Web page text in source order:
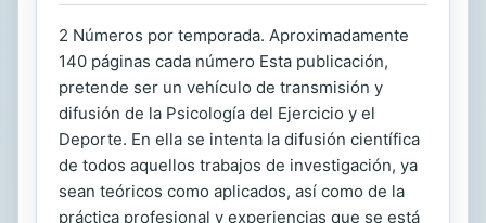
2 Números por temporada. Aproximadamente
140 páginas cada número Esta publicación,
pretende ser un vehículo de transmisión y
difusión de la Psicología del Ejercicio y el
Deporte. En ella se intenta la difusión científica
de todos aquellos trabajos de investigación, ya
sean teóricos como aplicados, así como de la
práctica profesional y experiencias que se está